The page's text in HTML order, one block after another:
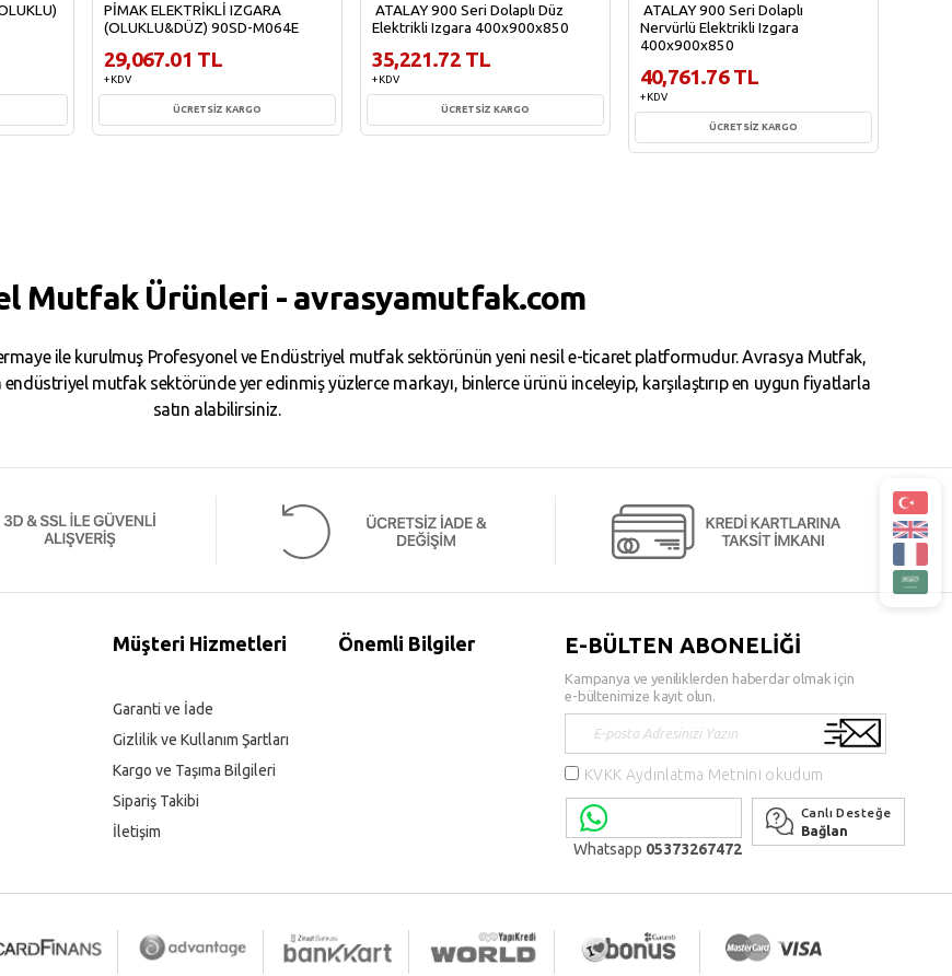
PİMAK ELEKTRİKLİ IZGARA
(OLUKLU&DÜZ) 90SD-M064E
29,067.01 TL
+ KDV
ÜCRETSİZ KARGO
ATALAY 900 Seri Dolaplı Düz
Elektrikli Izgara 400x900x850
35,221.72 TL
+ KDV
ÜCRETSİZ KARGO
ATALAY 900 Seri Dolaplı
Nervürlü Elektrikli Izgara
400x900x850
40,761.76 TL
+ KDV
ÜCRETSİZ KARGO
Mutfak Ürünleri - avrasyamutfak.com
ile kurulmuş Profesyonel ve Endüstriyel mutfak sektörünün yeni nesil e-ticaret platformudur. Avrasya Mutfak,
mutfak sektöründe yer edinmiş yüzlerce markayı, binlerce ürünü inceleyip, karşılaştırıp en uygun fiyatlarla
satın alabilirsiniz.
Müşteri Hizmetleri
Garanti ve İade
Gizlilik ve Kullanım Şartları
Kargo ve Taşıma Bilgileri
Sipariş Takibi
İletişim
Önemli Bilgiler E-BÜLTEN ABONELİĞİ
Kampanya ve yeniliklerden haberdar olmak için
e-bültenimize kayıt olun.
KVKK Aydınlatma Metnini okudum
Whatsapp 05373267472
Canlı Desteğe
Bağlan